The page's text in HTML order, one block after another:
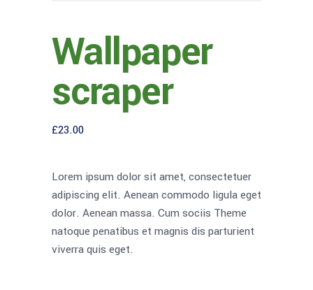
Wallpaper
scraper
£23.00
Lorem ipsum dolor sit amet, consectetuer
adipiscing elit. Aenean commodo ligula eget
dolor. Aenean massa. Cum sociis Theme
natoque penatibus et magnis dis parturient
viverra quis eget.